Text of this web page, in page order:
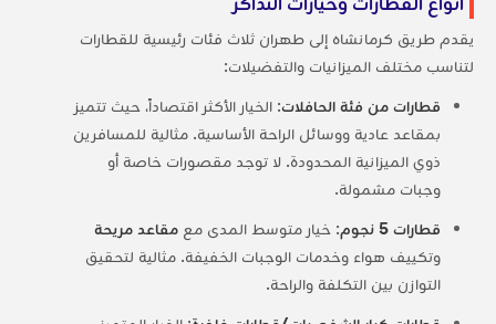
يقدم طريق كرمانشاه إلى طهران ثلاث فئات رئيسية للقطارات
لتناسب مختلف الميزانيات والتفضيلات:
قطارات من فئة الحافلات: الخيار الأكثر اقتصاداً، حيث تتميز
بمقاعد عادية ووسائل الراحة الأساسية. مثالية للمسافرين
ذوي الميزانية المحدودة. لا توجد مقصورات خاصة أو
وجبات مشمولة.
قطارات 5 نجوم
: خيار متوسط المدى مع مقاعد مريحة
وتكييف هواء وخدمات الوجبات الخفيفة. مثالية لتحقيق
التوازن بين التكلفة والراحة.